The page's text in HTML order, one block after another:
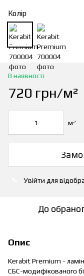
Колір
В наявності
720 грн/м²
м²
Увійти для
До
Опис
Kerabit Premium -
СБС-модифікованого